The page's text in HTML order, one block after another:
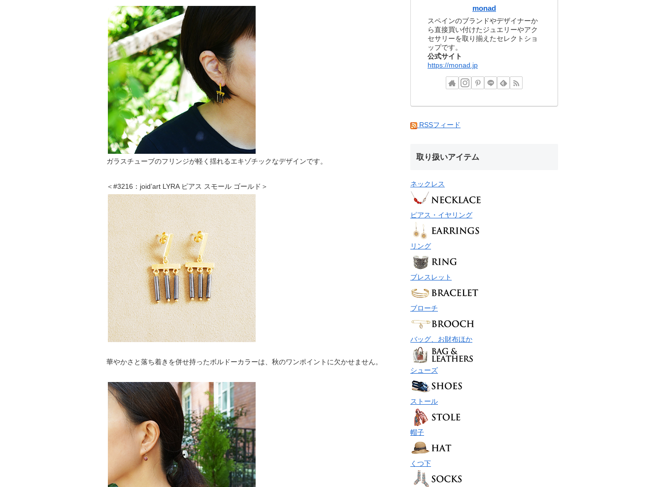
ガラスチューブのフリンジが軽く揺れるエキゾチックなデザインです。
＜#3216：joid’art LYRA ピアス スモール ゴールド＞
華やかさと落ち着きを併せ持ったボルドーカラーは、秋のワンポイントに欠かせません。
monad
スペインのブランドやデザイナーか
ら直接買い付けたジュエリーやアク
セサリーを取り揃えたセレクトショ
ップです。
公式サイト
https://monad.jp
RSSフィード
取り扱いアイテム
ネックレス
ピアス・イヤリング
リング
ブレスレット
ブローチ
バッグ、お財布ほか
シューズ
ストール
帽子
くつ下